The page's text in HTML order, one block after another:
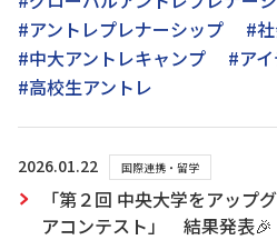
#アントレプレナーシップ
#
#中大アントレキャンプ
#ア
#高校生アントレ
2026.01.22 国際連携・留学
「第２回 中央大学をアップ
アコンテスト」 結果発表🎉